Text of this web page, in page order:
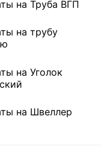
на Труба ВГП
на трубу
на Уголок
на Швеллер